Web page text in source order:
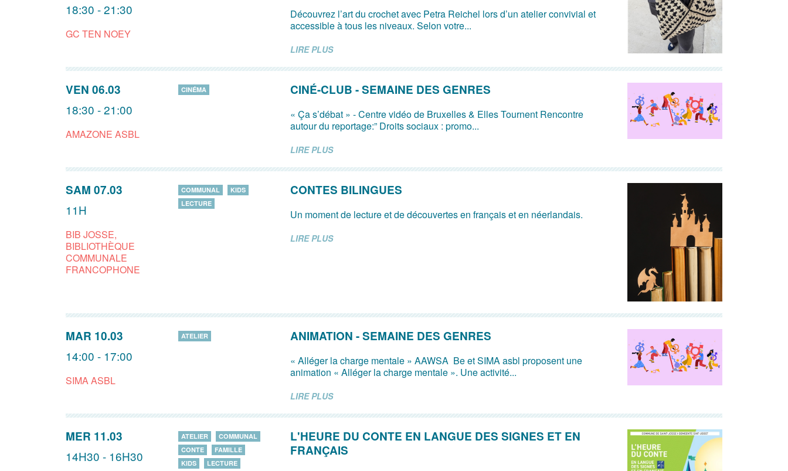
18:30 - 21:30
GC TEN NOEY
Découvrez l’art du crochet avec Petra Reichel lors d’un atelier convivial et
accessible à tous les niveaux. Selon votre...
LIRE PLUS
VEN 06.03
18:30 - 21:00
AMAZONE ASBL
CINÉMA CINÉ-CLUB - SEMAINE DES GENRES
« Ça s’débat » - Centre vidéo de Bruxelles & Elles Tournent Rencontre
autour du reportage:” Droits sociaux : promo...
LIRE PLUS
SAM 07.03
11H
BIB JOSSE,
BIBLIOTHÈQUE
COMMUNALE
FRANCOPHONE
COMMUNAL
KIDS
LECTURE
CONTES BILINGUES
Un moment de lecture et de découvertes en français et en néerlandais.
LIRE PLUS
MAR 10.03
14:00 - 17:00
SIMA ASBL
ATELIER ANIMATION - SEMAINE DES GENRES
« Alléger la charge mentale » AAWSA Be et SIMA asbl proposent une
animation « Alléger la charge mentale ». Une activité...
LIRE PLUS
MER 11.03
14H30 - 16H30
ATELIER
COMMUNAL
CONTE
FAMILLE
KIDS
LECTURE
L'HEURE DU CONTE EN LANGUE DES SIGNES ET EN
FRANÇAIS